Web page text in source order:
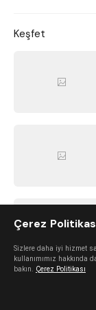
Keşfet
Çerez
Sizlere daha iyi hizmet
kullanımımız
bakın. Çerez Politikası